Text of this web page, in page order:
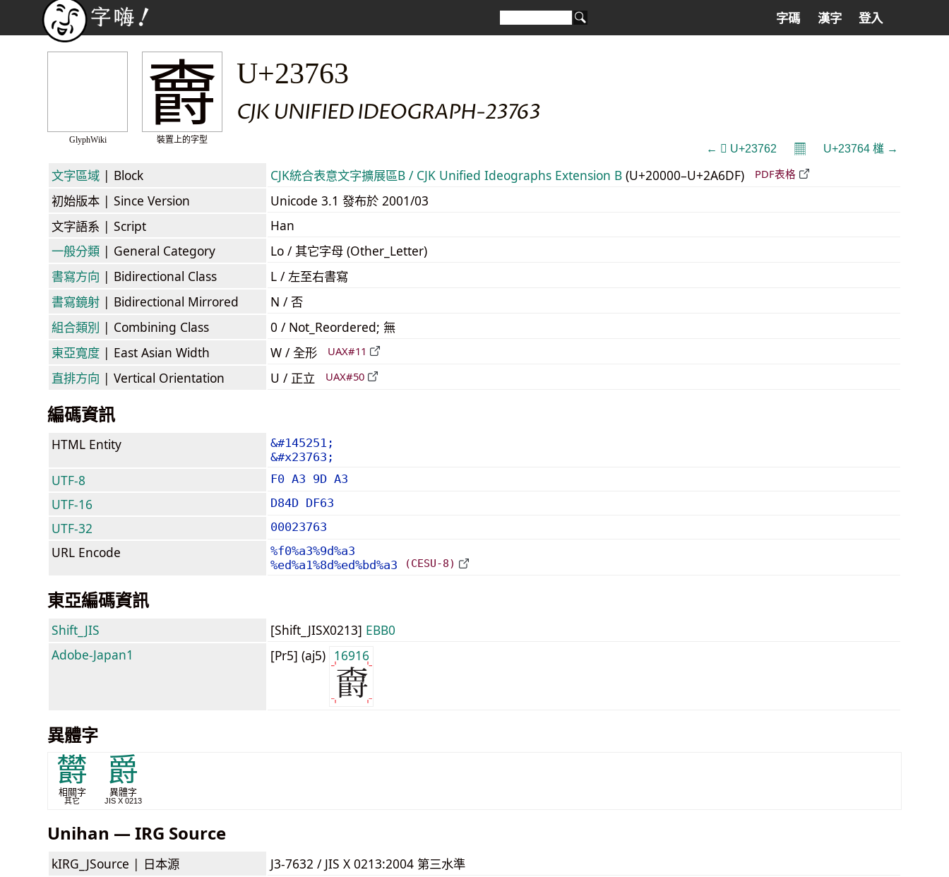
字碼 漢字 登入
GlyphWiki
𣝣
裝置上的字型
U+23763
CJK UNIFIED IDEOGRAPH-23763
← 𣝢 U+23762 𝄜 U+23764 𣝤 →
文字區域 | Block CJK統合表意文字擴展區B / CJK Unified Ideographs Extension B (U+20000–U+2A6DF) PDF表格
初始版本 | Since Version
Unicode 3.1 發布於 2001/03
文字語系 | Script
Han
一般分類 | General Category
Lo / 其它字母 (Other_Letter)
書寫方向 | Bidirectional Class
L / 左至右書寫
書寫鏡射 | Bidirectional Mirrored
N / 否
組合類別 | Combining Class
0 / Not_Reordered; 無
東亞寬度 | East Asian Width W / 全形 UAX#11
直排方向 | Vertical Orientation U / 正立 UAX#50
編碼資訊
HTML Entity
&#145251;
&#x23763;
UTF-8 F0 A3 9D A3
UTF-16 D84D DF63
UTF-32 00023763
URL Encode
%f0%a3%9d%a3
%ed%a1%8d%ed%bd%a3
(CESU-8)
東亞編碼資訊
Shift_JIS [Shift_JISX0213] EBB0
Adobe-Japan1
[Pr5] (aj5) 16916
異體字
欝
相關字
其它
爵
異體字
JIS X 0213
Unihan — IRG Source
kIRG_JSource | 日本源
J3-7632 / JIS X 0213:2004 第三水準